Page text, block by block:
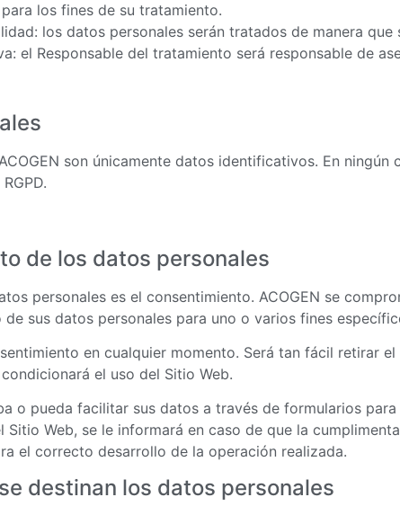
los fines de su tratamiento.
los datos personales serán tratados de manera
el Responsable del tratamiento será responsable de
son únicamente datos identificativos. En
de los datos personales
personales es el consentimiento. ACOGEN se
sus datos personales para uno o varios fines
en cualquier momento. Será tan fácil retirar
el uso del Sitio Web.
o pueda facilitar sus datos a través de formularios
Web, se le informará en caso de que la
el correcto desarrollo de la operación realizada.
destinan los datos personales